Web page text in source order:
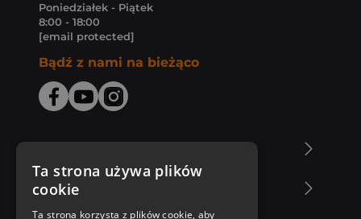
Poniedziałek - Piątek
8:00 - 18:00
[email protected]
Bądź z nami na bieżąco
Zakupy u nas
Ta strona używa plików
cookie
Ta strona korzysta z plików cookie, aby